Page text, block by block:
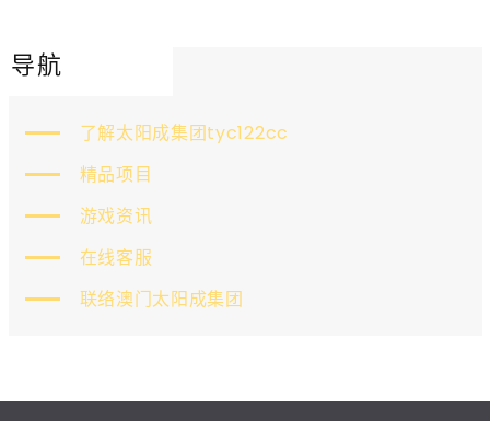
导航
了解太阳成集团tyc122cc
精品项目
游戏资讯
在线客服
联络澳门太阳成集团